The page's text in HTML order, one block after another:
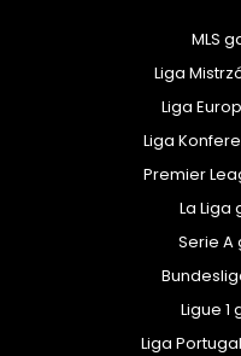
MLS
Liga
Liga
Liga
Premier
La
Serie
Ligue
Liga